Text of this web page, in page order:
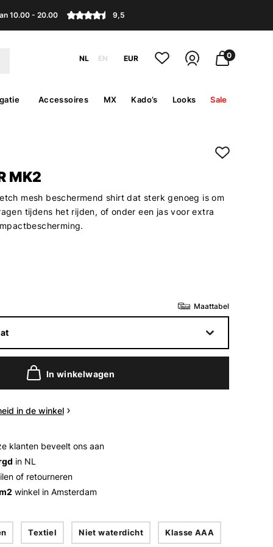
10.00 - 20.00 9,5
NL EN EUR 0
Accessoires MX Kado’s Looks Sale
MK2
mesh beschermend shirt dat sterk genoeg is om
tijdens het rijden, of onder een jas voor extra
Maattabel
In winkelwagen
in de winkel
klanten beveelt ons aan
in NL
of retourneren
winkel in Amsterdam
Textiel Niet waterdicht Klasse AAA